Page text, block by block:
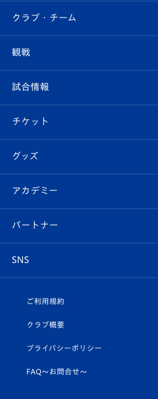
すべて
クラブ
試合情報
チケット
イベント
メディア
ホームタウン
クラブ・チーム
クラブ概要
エンブレム紹介
スタッフプロフィール
マスコット紹介
平和祈念活動
観戦
観戦ルール
はじめての観戦ガイド
Revive Team
ヴィヴィくんの長崎おもてなしガイド
試合情報
試合日程/結果
フォトギャラリー
スタジアムグルメ
チケット
チケット
V-LOVERS（ファンクラブ）
プレイヤーズスイート
グッズ
オンラインショップ
店舗情報
アカデミー
育成からのお知らせ
U-18
スクール
パートナー
SNS
ヴィヴィくんインスタグラム
公式LINE＠
ご利用規約
クラブ概要
プライバシーポリシー
FAQ〜お問合せ〜